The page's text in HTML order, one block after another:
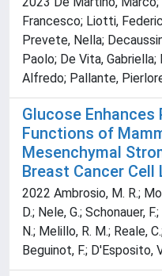
Francesco; Liotti,
Prevete, Nella;
Paolo; De Vita,
Alfredo; Pallante,
Glucose
Functions of
Mesenchymal
Breast Cancer Cell
2022 Ambrosio, M. R.;
D.; Nele, G.; Schonauer,
N.; Melillo, R. M.; Reale,
Beguinot, F.; D'Esposito,